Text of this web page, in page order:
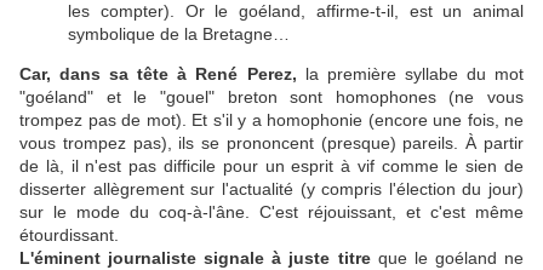
les compter). Or le goéland, affirme-t-il, est un animal
symbolique de la Bretagne…
Car, dans sa tête à René Perez, la première syllabe du mot
"goéland" et le "gouel" breton sont homophones (ne vous
trompez pas de mot). Et s'il y a homophonie (encore une fois, ne
vous trompez pas), ils se prononcent (presque) pareils. À partir
de là, il n'est pas difficile pour un esprit à vif comme le sien de
disserter allègrement sur l'actualité (y compris l'élection du jour)
sur le mode du coq-à-l'âne. C'est réjouissant, et c'est même
étourdissant.
L'éminent journaliste signale à juste titreque le goéland ne